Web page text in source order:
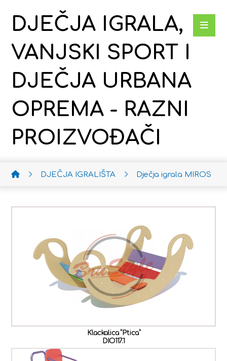
DJEČJA IGRALA,
VANJSKI SPORT I
DJEČJA URBANA
OPREMA - RAZNI
PROIZVOĐAČI
DJEČJA IGRALIŠTA Dječja igrala MIROS
Klackalica “Ptica”
DIO117.1